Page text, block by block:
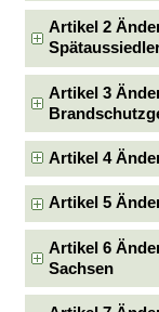
Artikel 2
Artikel 3
Artikel 4
Artikel 5
Artikel 6
Sachsen